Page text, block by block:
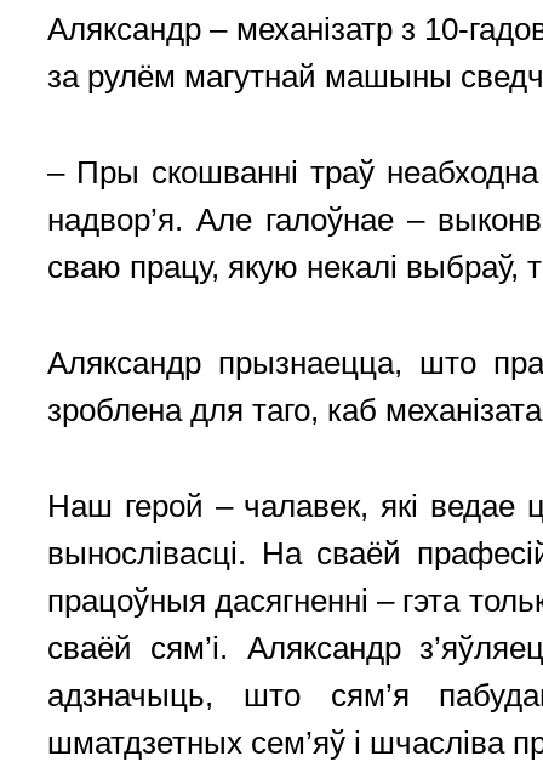
Аляксандр – механізатр з 10-
за рулём магутнай машыны
– Пры скошванні траў
надвор’я. Але галоўнае –
сваю працу, якую некалі выбраў,
Аляксандр прызнаецца, што
зроблена для таго, каб
Наш герой – чалавек, які ведае
вынослівасці. На сваёй
працоўныя дасягненні – гэта
сваёй сям’і. Аляксандр
адзначыць, што сям’я
шматдзетных сем’яў і шчасліва